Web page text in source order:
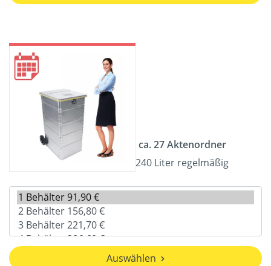
ca. 27 Aktenordner
240 Liter regelmäßig
Auswählen